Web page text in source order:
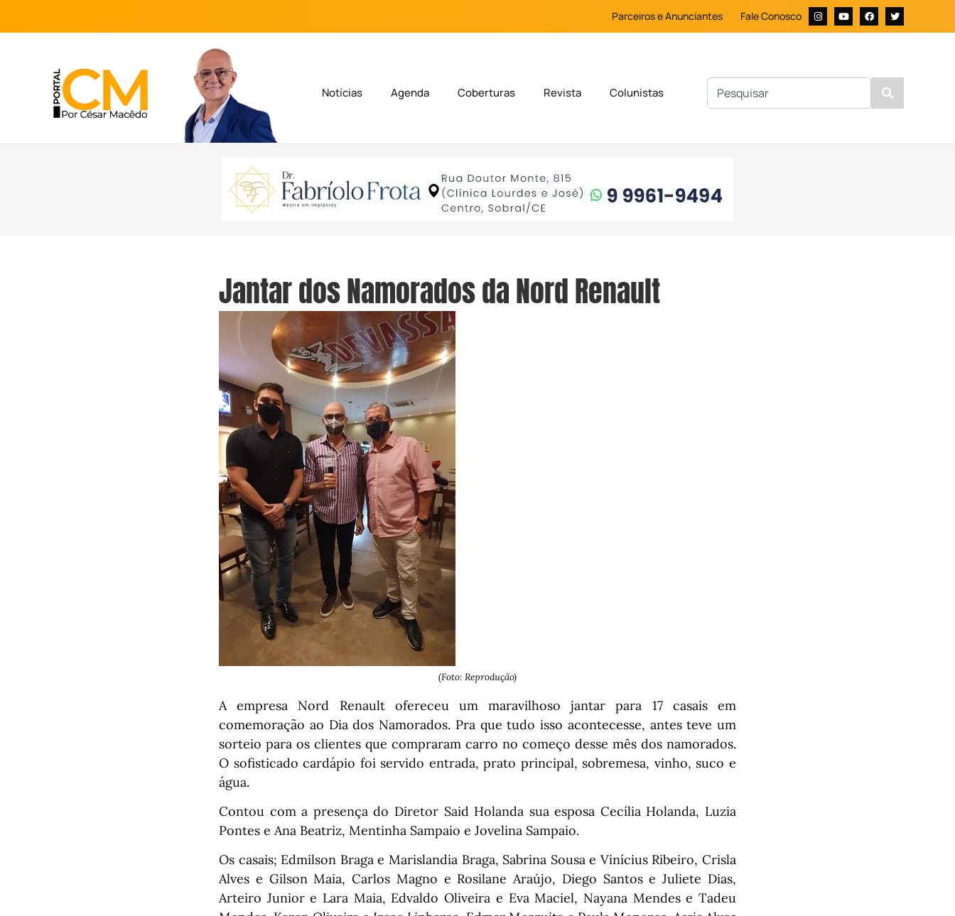
Parceiros e Anunciantes Fale Conosco
Notícias Agenda Coberturas Revista Colunistas
Jantar dos Namorados da Nord Renault
(Foto: Reprodução)
A empresa Nord Renault ofereceu um maravilhoso jantar para 17 casais em
comemoração ao Dia dos Namorados. Pra que tudo isso acontecesse, antes teve um
sorteio para os clientes que compraram carro no começo desse mês dos namorados.
O sofisticado cardápio foi servido entrada, prato principal, sobremesa, vinho, suco e
água.
Contou com a presença do Diretor Said Holanda sua esposa Cecília Holanda, Luzia
Pontes e Ana Beatriz, Mentinha Sampaio e Jovelina Sampaio.
Os casais; Edmilson Braga e Marislandia Braga, Sabrina Sousa e Vinícius Ribeiro, Crisla
Alves e Gilson Maia, Carlos Magno e Rosilane Araújo, Diego Santos e Juliete Dias,
Arteiro Junior e Lara Maia, Edvaldo Oliveira e Eva Maciel, Nayana Mendes e Tadeu